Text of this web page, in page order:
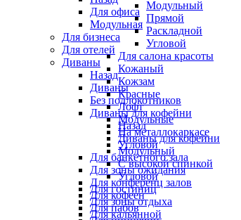
Модульный
Прямой
Раскладной
Угловой
Для салона красоты
Кожаный
Кожзам
Красные
Лофт
Модульные
На металлокаркасе
Угловой
Для банкетного зала
Для зоны ожидания
Для конференц залов
Для кофеен
Для пабов
Для офиса
Модульная
Для бизнеса
Для отелей
Диваны
Назад
Диваны
Без подлокотников
Диваны для кофейни
Назад
Диваны для кофейни
Модульный
С высокой спинкой
Угловой
Для гостиниц
Для зоны отдыха
Для кальянной